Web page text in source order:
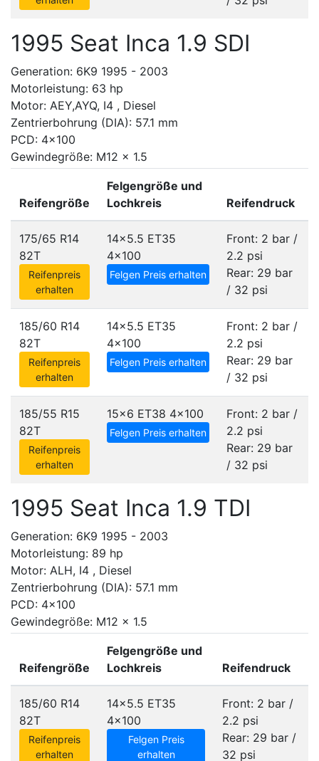
1995 Seat Inca 1.9 SDI
Generation: 6K9 1995 - 2003
Motorleistung: 63 hp
Motor: AEY,AYQ, I4 , Diesel
Zentrierbohrung (DIA): 57.1 mm
PCD: 4x100
Gewindegröße: M12 x 1.5
Reifengröße
Felgengröße und
Lochkreis
Reifendruck
175/65 R14
82T
Reifenpreis
erhalten
14x5.5 ET35
4x100
Felgen Preis erhalten
Front: 2 bar /
2.2 psi
Rear: 29 bar
/ 32 psi
185/60 R14
82T
Reifenpreis
erhalten
14x5.5 ET35
4x100
Felgen Preis erhalten
Front: 2 bar /
2.2 psi
Rear: 29 bar
/ 32 psi
185/55 R15
82T
Reifenpreis
erhalten
15x6 ET38 4x100
Felgen Preis erhalten
Front: 2 bar /
2.2 psi
Rear: 29 bar
/ 32 psi
1995 Seat Inca 1.9 TDI
Generation: 6K9 1995 - 2003
Motorleistung: 89 hp
Motor: ALH, I4 , Diesel
Zentrierbohrung (DIA): 57.1 mm
PCD: 4x100
Gewindegröße: M12 x 1.5
Reifengröße
Felgengröße und
Lochkreis
Reifendruck
185/60 R14
82T
Reifenpreis
erhalten
14x5.5 ET35
4x100
Felgen Preis
erhalten
Front: 2 bar /
2.2 psi
Rear: 29 bar /
32 psi